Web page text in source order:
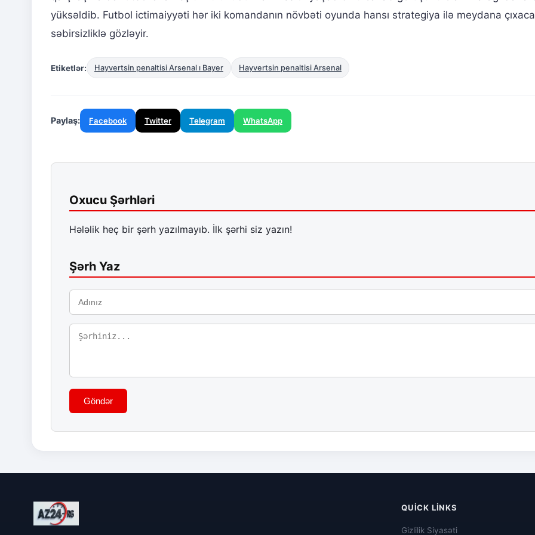
yüksəldib. Futbol ictimaiyyəti hər iki komandanın növbəti oyunda hansı strategiya ilə meydana
səbirsizliklə gözləyir.
Etiketlər: Hayvertsin penaltisi Arsenal ı Bayer Hayvertsin penaltisi Arsenal
Paylaş: Facebook Twitter Telegram WhatsApp
Oxucu Şərhləri
Hələlik heç bir şərh yazılmayıb. İlk şərhi siz yazın!
Şərh Yaz
Göndər
QUICK LINKS
Gizlilik Siyasəti